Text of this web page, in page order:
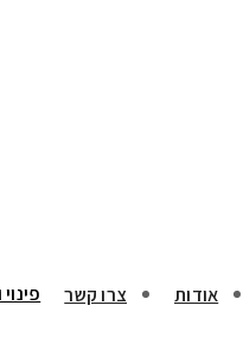
אודות צרו קשר